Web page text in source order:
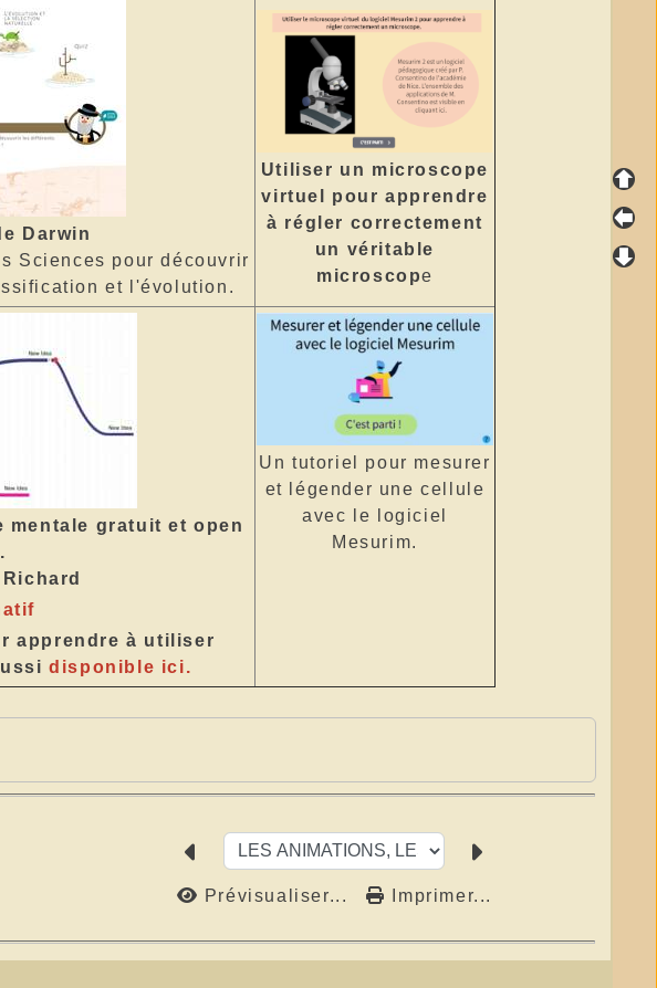
Darwin
Sciences pour découvrir
et l'évolution.
Utiliser un microscope
virtuel pour apprendre
à régler correctement
un véritable
microscope
mentale gratuit et open
apprendre à utiliser
disponible ici.
Un tutoriel pour mesurer
et légender une cellule
avec le logiciel
Mesurim.
Prévisualiser... Imprimer...